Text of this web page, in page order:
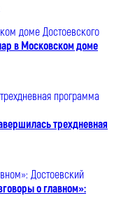
в Московском доме
трехдневная
о главном»: